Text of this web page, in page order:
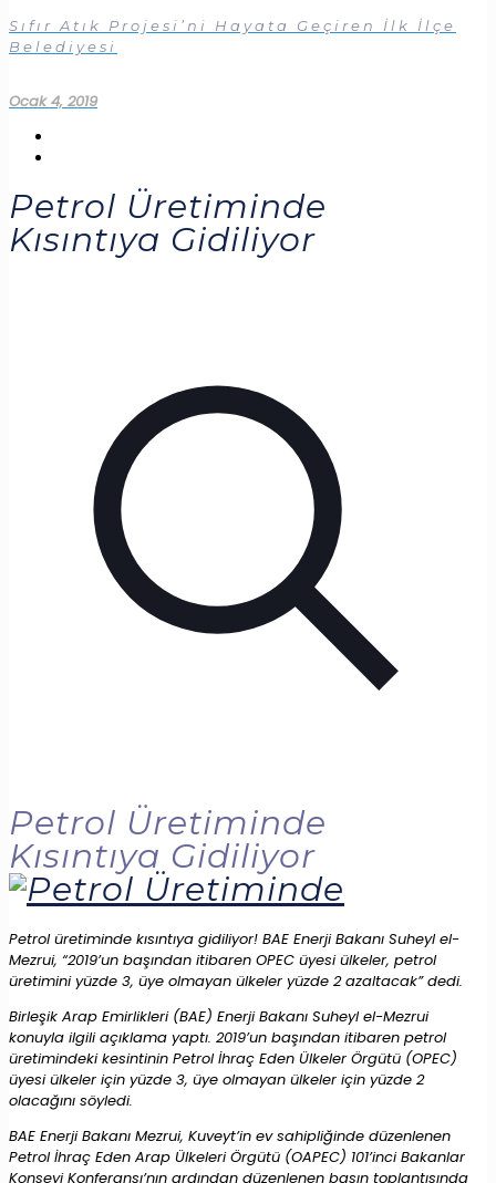
Sıfır Atık Projesi’ni Hayata Geçiren İlk İlçe
Belediyesi
Ocak 4, 2019
Petrol Üretiminde
Kısıntıya Gidiliyor
Petrol Üretiminde
Kısıntıya Gidiliyor
Petrol üretiminde kısıntıya gidiliyor! BAE Enerji Bakanı Suheyl el-
Mezrui, “2019’un başından itibaren OPEC üyesi ülkeler, petrol
üretimini yüzde 3, üye olmayan ülkeler yüzde 2 azaltacak” dedi.
Birleşik Arap Emirlikleri (BAE) Enerji Bakanı Suheyl el-Mezrui
konuyla ilgili açıklama yaptı. 2019’un başından itibaren petrol
üretimindeki kesintinin Petrol İhraç Eden Ülkeler Örgütü (OPEC)
üyesi ülkeler için yüzde 3, üye olmayan ülkeler için yüzde 2
olacağını söyledi.
BAE Enerji Bakanı Mezrui, Kuveyt’in ev sahipliğinde düzenlenen
Petrol İhraç Eden Arap Ülkeleri Örgütü (OAPEC) 101’inci Bakanlar
Konseyi Konferansı’nın ardından düzenlenen basın toplantısında